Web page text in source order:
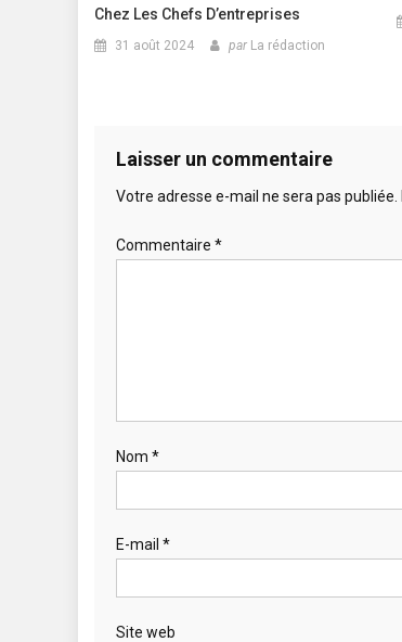
Chez Les Chefs D’entreprises
31 août 2024 par La rédaction
Laisser un commentaire
Votre adresse e-mail ne sera pas publiée.
Commentaire *
Nom *
E-mail *
Site web